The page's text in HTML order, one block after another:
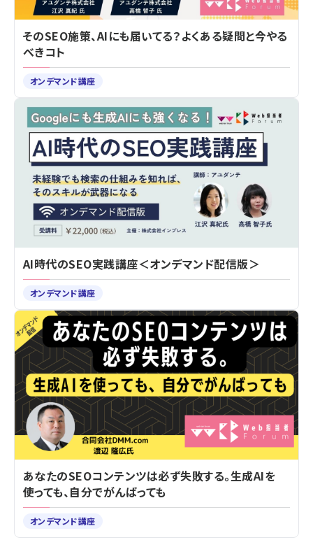
そのSEO施策、AIにも届いてる？よくある疑問と今やる
べきコト
オンデマンド講座
AI時代のSEO実践講座＜オンデマンド配信版＞
オンデマンド講座
あなたのSEOコンテンツは必ず失敗する。生成AIを
使っても、自分でがんばっても
オンデマンド講座